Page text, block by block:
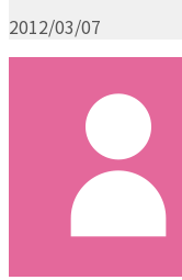
2012/03/07